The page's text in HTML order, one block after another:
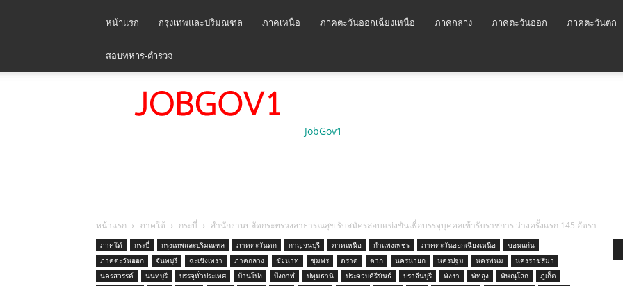
หน้าแรก กรุงเทพและปริมณฑล ภาคเหนือ ภาคตะวันออกเฉียงเหนือ ภาคกลาง ภาคตะวันออก ภาคตะวันตก
สอบทหาร-ตำรวจ
JobGov1
หน้าแรก ภาคใต้ กระบี่ สำนักงานปลัดกระทรวงสาธารณสุข รับสมัครสอบแข่งขันเพื่อบรรจุบุคคลเข้ารับราชการ ว่างครั้งแรก 145 อัตรา
ภาคใต้ กระบี่ กรุงเทพและปริมณฑล ภาคตะวันตก กาญจนบุรี ภาคเหนือ กำแพงเพชร ภาคตะวันออกเฉียงเหนือ
ขอนแก่น
ภาคตะวันออก
จันทบุรี ฉะเชิงเทรา ภาคกลาง ชัยนาท ชุมพร ตราด ตาก นครนายก นครปฐม นครพนม
นครราชสีมา
นครสวรรค์
นนทบุรี บรรจุทั่วประเทศ บ้านโป่ง บึงกาฬ ปทุมธานี ประจวบคีรีขันธ์ ปราจีนบุรี พังงา พัทลุง พิษณุโลก
ภูเก็ต